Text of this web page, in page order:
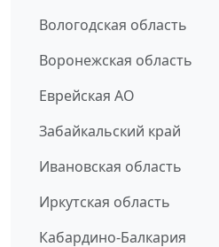
Вологодская область
Воронежская область
Еврейская АО
Забайкальский край
Ивановская область
Иркутская область
Кабардино-Балкария